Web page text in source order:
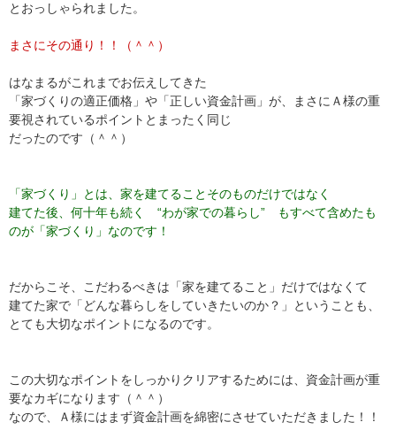
とおっしゃられました。
まさにその通り！！（＾＾）
はなまるがこれまでお伝えしてきた
「家づくりの適正価格」や「正しい資金計画」が、まさにＡ様の重
要視されているポイントとまったく同じ
だったのです（＾＾）
「家づくり」とは、家を建てることそのものだけではなく
建てた後、何十年も続く “わが家での暮らし” もすべて含めたも
のが「家づくり」なのです！
だからこそ、こだわるべきは「家を建てること」だけではなくて
建てた家で「どんな暮らしをしていきたいのか？」ということも、
とても大切なポイントになるのです。
この大切なポイントをしっかりクリアするためには、資金計画が重
要なカギになります（＾＾）
なので、Ａ様にはまず資金計画を綿密にさせていただきました！！